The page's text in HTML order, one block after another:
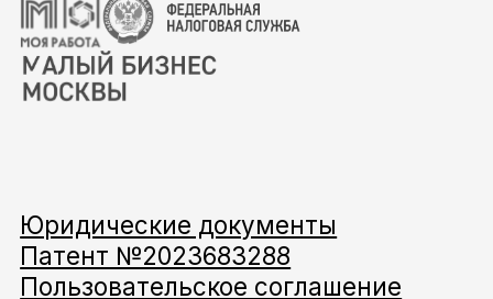
Основной код ОКВЭД 62.01
© ООО «КЬЮГО ТЕК» 2026